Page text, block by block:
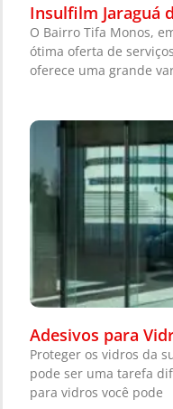
Insulfilm Jaraguá
O Bairro Tifa Monos,
ótima oferta de
oferece uma grande
Adesivos para
Proteger os vidros da
pode ser uma tarefa
para vidros você pode